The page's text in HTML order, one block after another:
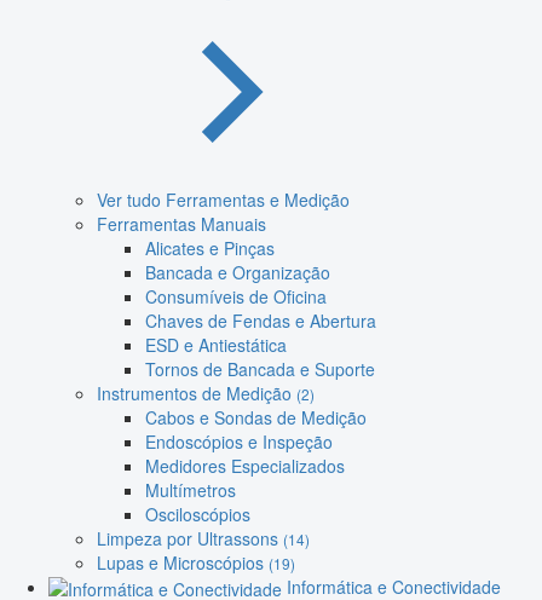
Ver tudo Ferramentas e Medição
Ferramentas Manuais
Alicates e Pinças
Bancada e Organização
Consumíveis de Oficina
Chaves de Fendas e Abertura
ESD e Antiestática
Tornos de Bancada e Suporte
Instrumentos de Medição (2)
Cabos e Sondas de Medição
Endoscópios e Inspeção
Medidores Especializados
Multímetros
Osciloscópios
Limpeza por Ultrassons (14)
Lupas e Microscópios (19)
Informática e Conectividade